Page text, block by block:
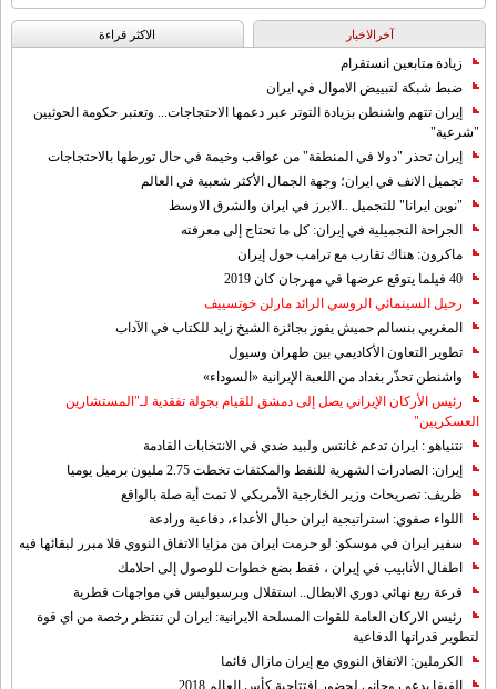
آخرالاخبار الاکثر قراءة
زيادة متابعين انستقرام
ضبط شبكة لتبييض الاموال في ايران
إيران تتهم واشنطن بزيادة التوتر عبر دعمها الاحتجاجات... وتعتبر حكومة الحوثيين
"شرعية"
إيران تحذر "دولا في المنطقة" من عواقب وخيمة في حال تورطها بالاحتجاجات
تجميل الانف في ايران؛ وجهة الجمال الأكثر شعبية في العالم
"نوين ايرانا" للتجميل ..الابرز في ايران والشرق الاوسط
الجراحة التجميلية في إيران: كل ما تحتاج إلى معرفته
ماكرون: هناك تقارب مع ترامب حول إيران
40 فيلما يتوقع عرضها في مهرجان كان 2019
رحيل السينمائي الروسي الرائد مارلن خوتسييف
المغربي بنسالم حميش يفوز بجائزة الشيخ زايد للكتاب في الآداب
تطوير التعاون الأكاديمي بين طهران وسيول
واشنطن تحذّر بغداد من اللعبة الإيرانية «السوداء»
رئيس الأركان الإيراني يصل إلى دمشق للقيام بجولة تفقدية لـ"المستشارين
العسكريين"
نتنياهو : ايران تدعم غانتس ولبيد ضدي في الانتخابات القادمة
إيران: الصادرات الشهریة للنفط والمكثفات تخطت 2.75 مليون برميل يوميا
ظريف: تصريحات وزير الخارجية الأمريكي لا تمت أية صلة بالواقع
اللواء صفوي: استراتيجية ايران حيال الأعداء، دفاعية ورادعة
سفير ايران في موسكو: لو حرمت ايران من مزايا الاتفاق النووي فلا مبرر لبقائها فيه
اطفال الأنابيب في إيران ، فقط بضع خطوات للوصول إلى احلامك
قرعة ربع نهائي دوري الابطال.. استقلال وبرسبوليس في مواجهات قطرية
رئيس الاركان العامة للقوات المسلحة الايرانية: ايران لن تنتظر رخصة من اي قوة
لتطوير قدراتها الدفاعية
الكرملين: الاتفاق النووي مع إيران مازال قائما